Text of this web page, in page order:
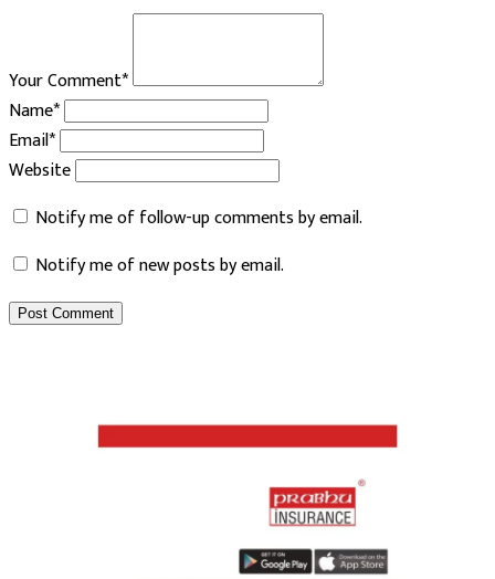
Your Comment*
Name*
Email*
Website
Notify me of follow-up comments by email.
Notify me of new posts by email.